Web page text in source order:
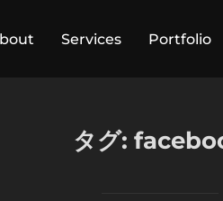
Services Portfolio
タグ: